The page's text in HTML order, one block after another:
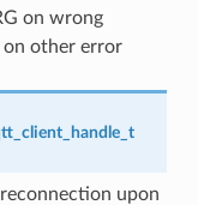
on wrong
on other error
upon